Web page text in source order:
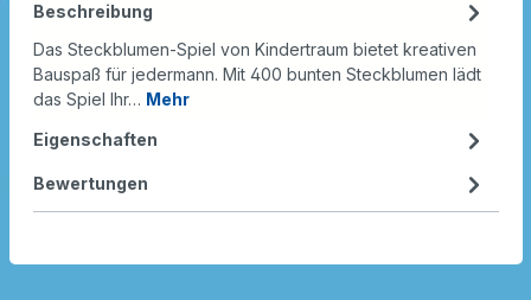
Beschreibung
Das Steckblumen-Spiel von Kindertraum bietet kreativen
Bauspaß für jedermann. Mit 400 bunten Steckblumen lädt
das Spiel Ihr… Mehr
Eigenschaften
Bewertungen